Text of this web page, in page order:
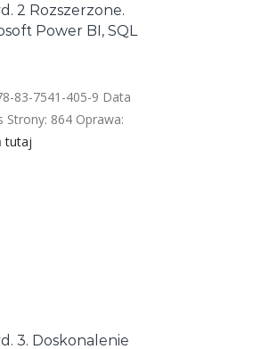
2 Rozszerzone.
Power BI, SQL
83-7541-405-9 Data
Strony: 864 Oprawa:
tutaj
3. Doskonalenie